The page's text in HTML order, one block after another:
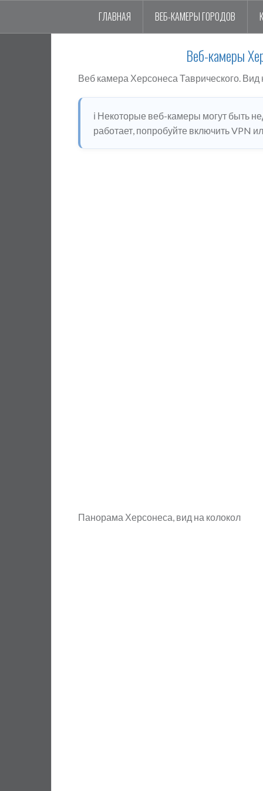
ГЛАВНАЯ ВЕБ-КАМЕРЫ ГОРОДОВ
Веб-камеры
Веб камера Херсонеса Таврического. Вид
ℹ️ Некоторые веб-камеры могут быть
работает, попробуйте включить VPN
Панорама Херсонеса, вид на колокол